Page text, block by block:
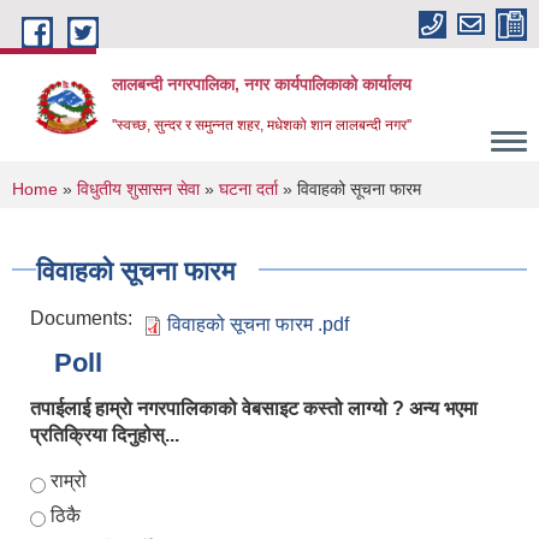
Skip to main content
लालबन्दी नगरपालिका, नगर कार्यपालिकाकाे कार्यालय
''स्वच्छ, सुन्दर र समुन्नत शहर, मधेशको शान लालबन्दी नगर''
You are here
Home » विधुतीय शुसासन सेवा» घटना दर्ता» विवाहको सूचना फारम
विवाहको सूचना फारम
Documents: विवाहको सूचना फारम .pdf
Poll
तपाईलाई हाम्राे नगरपालिकाको वेबसाइट कस्तो लाग्यो ? अन्य भएमा
प्रतिक्रिया दिनुहोस्...
Choices
राम्रो
ठिकै